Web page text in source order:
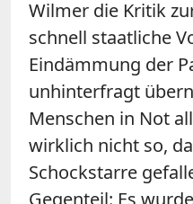
Wilmer die Kritik
schnell staatliche
Eindämmung der
unhinterfragt
Menschen in Not
wirklich nicht so,
Schockstarre
Gegenteil: Es